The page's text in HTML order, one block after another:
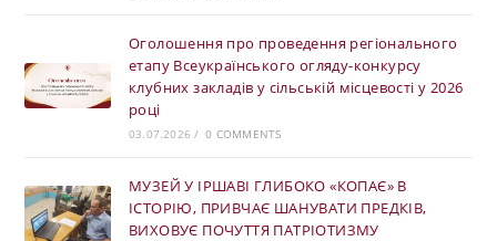
Оголошення про проведення регіонального
етапу Всеукраїнського огляду-конкурсу
клубних закладів у сільській місцевості у 2026
році
03.07.2026 / 0 COMMENTS
МУЗЕЙ У ІРШАВІ ГЛИБОКО «КОПАЄ» В
ІСТОРІЮ, ПРИВЧАЄ ШАНУВАТИ ПРЕДКІВ,
ВИХОВУЄ ПОЧУТТЯ ПАТРІОТИЗМУ